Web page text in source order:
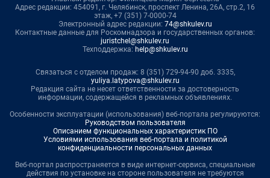
Адрес редакции: 454091, г. Челябинск, проспект Ленина, 26А, стр.2, 16
этаж, +7 (351) 7-0000-74
Электронный адрес редакции: 74@shkulev.ru
Контактные данные для Роскомнадзора и государственных органов:
juristchel@shkulev.ru
Техподдержка: help@shkulev.ru
Связаться с отделом продаж: 8 (351) 729-94-90 доб. 3335,
yuliya.latypova@shkulev.ru
Редакция сайта не несет ответственности за достоверность
информации, содержащейся в рекламных объявлениях.
Особенности эксплуатации (использования) веб-портала регулируются:
Руководством пользователя
Описанием функциональных характеристик ПО
Условиями использования веб-портала и политикой
конфиденциальности персональных данных
Веб-портал распространяется в виде интернет-сервиса, специальные
действия по установке на стороне пользователя не требуются